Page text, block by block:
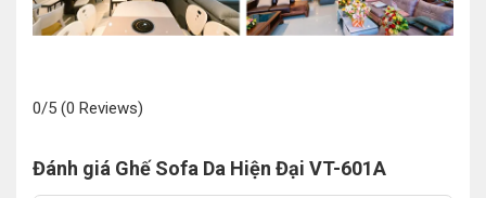
0/5 (0 Reviews)
Đánh giá Ghế Sofa Da Hiện Đại VT-601A